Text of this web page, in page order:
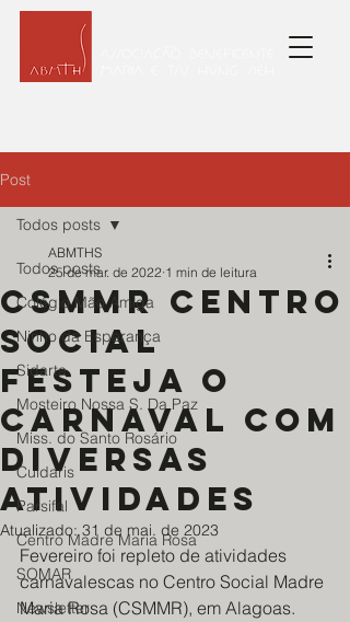
Post
Todos posts
Colégio Mão Amiga
Ninho da Esperança
Sidarta
Mosteiro Nossa S. Da Paz
Miss. do Santo Rosário
Cuidaris
Parsifal
Centro Madre Maria Rosa
SOMAR
Newsletter
Todos posts
CSMMR Centro
Social
festeja o
Carnaval com
diversas
atividades
ABMTHS
25 de mar. de 2022 1 min de leitura
Atualizado:31 de mai. de 2023
Fevereiro foi repleto de atividades
carnavalescas no Centro Social Madre
Maria Rosa (CSMMR), em Alagoas.